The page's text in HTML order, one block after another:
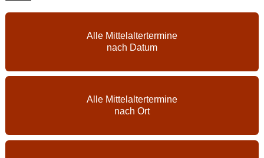
Alle Mittelaltertermine
nach Datum
Alle Mittelaltertermine
nach Ort